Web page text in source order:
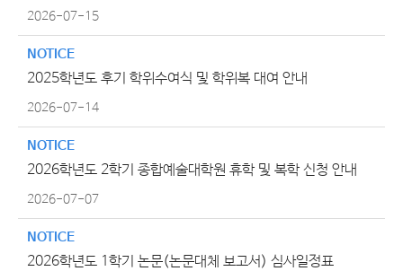
2026-07-15
NOTICE
2025학년도 후기 학위수여식 및 학위복 대여 안내
2026-07-14
NOTICE
2026학년도 2학기 종합예술대학원 휴학 및 복학 신청 안내
2026-07-07
NOTICE
2026학년도 1학기 논문(논문대체 보고서) 심사일정표